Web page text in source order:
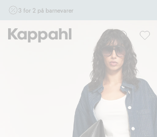
3 for 2 på barnevarer
17/8 i butikk & online for deg som er eller blir medlem.
andre tilbud eller rabatter.
Handle nå